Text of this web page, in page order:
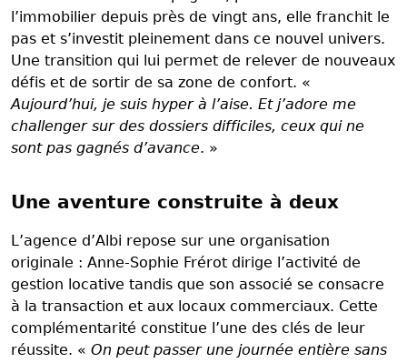
l’immobilier depuis près de vingt ans, elle franchit le
pas et s’investit pleinement dans ce nouvel univers.
Une transition qui lui permet de relever de nouveaux
défis et de sortir de sa zone de confort. «
Aujourd’hui, je suis hyper à l’aise. Et j’adore me
challenger sur des dossiers difficiles, ceux qui ne
sont pas gagnés d’avance. »
Une aventure construite à deux
L’agence d’Albi repose sur une organisation
originale : Anne-Sophie Frérot dirige l’activité de
gestion locative tandis que son associé se consacre
à la transaction et aux locaux commerciaux. Cette
complémentarité constitue l’une des clés de leur
réussite. « On peut passer une journée entière sans